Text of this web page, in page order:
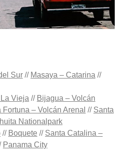
Sur // Masaya – Catarina //
Vieja // Bijagua – Volcán
Fortuna – Volcán Arenal // Santa
Nationalpark
// Boquete // Santa Catalina –
Panama City